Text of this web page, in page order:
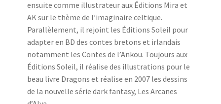
ensuite comme illustrateur aux Éditions Mira et
AK sur le thème de l’imaginaire celtique.
Parallèlement, il rejoint les Éditions Soleil pour
adapter en BD des contes bretons et irlandais
notamment les Contes de l’Ankou. Toujours aux
Éditions Soleil, il réalise des illustrations pour le
beau livre Dragons et réalise en 2007 les dessins
de la nouvelle série dark fantasy, Les Arcanes